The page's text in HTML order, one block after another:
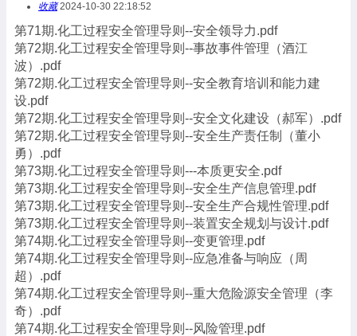
收藏2024-10-30 22:18:52
第71期.化工过程安全管理导则--安全领导力.pdf
第72期.化工过程安全管理导则--事故事件管理（酒江
波）.pdf
第72期.化工过程安全管理导则--安全教育培训和能力建
设.pdf
第72期.化工过程安全管理导则--安全文化建设（郝军）.pdf
第72期.化工过程安全管理导则--安全生产责任制（董小
勇）.pdf
第73期.化工过程安全管理导则---本质更安全.pdf
第73期.化工过程安全管理导则--安全生产信息管理.pdf
第73期.化工过程安全管理导则--安全生产合规性管理.pdf
第73期.化工过程安全管理导则--装置安全规划与设计.pdf
第74期.化工过程安全管理导则--变更管理.pdf
第74期.化工过程安全管理导则--应急准备与响应（周
超）.pdf
第74期.化工过程安全管理导则--重大危险源安全管理（李
奇）.pdf
第74期.化工过程安全管理导则--风险管理.pdf